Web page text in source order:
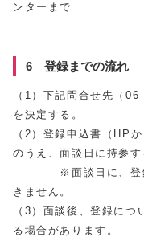
ンターまで
6 登録までの流れ
（1）下記問合せ先（
を決定する。
（2）登録申込書（HP
のうえ、面談日に持参す
※面談日に、登録申
きません。
（3）面談後、登録に
る場合があります。